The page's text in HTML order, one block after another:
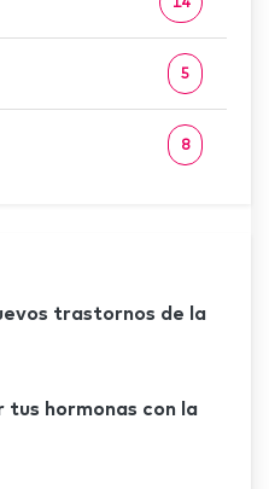
5
8
trastornos de la
hormonas con la